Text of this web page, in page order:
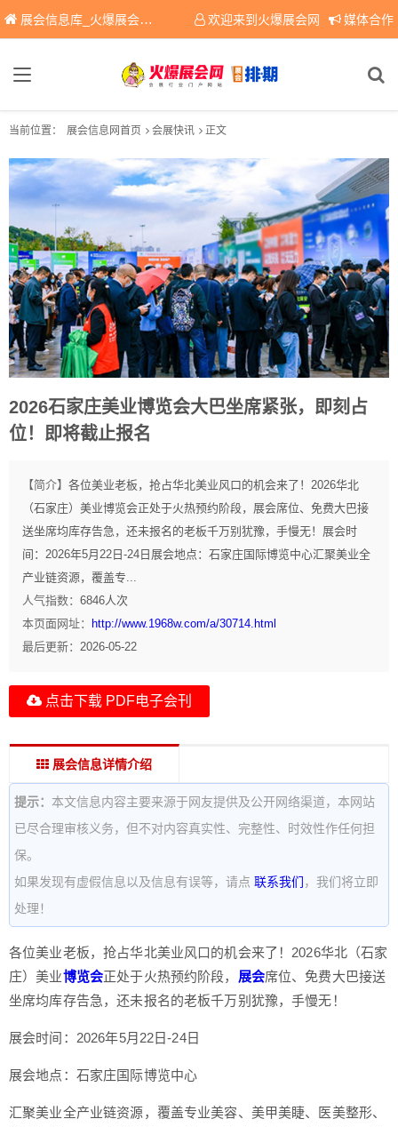
展会信息库_火爆展会网免费展会信息查询平台，提供专业会展服务！ 欢迎来到火爆展会网 媒体合作
当前位置： 展会信息网首页 会展快讯 正文
2026石家庄美业博览会大巴坐席紧张，即刻占
位！即将截止报名
【简介】 各位美业老板，抢占华北美业风口的机会来了！2026华北
（石家庄）美业博览会正处于火热预约阶段，展会席位、免费大巴接
送坐席均库存告急，还未报名的老板千万别犹豫，手慢无！展会时
间：2026年5月22日-24日展会地点：石家庄国际博览中心汇聚美业全
产业链资源，覆盖专...
人气指数： 6846人次
本页面网址：
http://www.1968w.com/a/30714.html
最后更新： 2026-05-22
点击下载 PDF电子会刊
展会信息详情介绍
提示： 本文信息内容主要来源于网友提供及公开网络渠道，本网站
已尽合理审核义务，但不对内容真实性、完整性、时效性作任何担
保。
如果发现有虚假信息以及信息有误等，请点 联系我们 ，我们将立即
处理！
各位美业老板，抢占华北美业风口的机会来了！2026华北（石家
庄）美业博览会正处于火热预约阶段， 展会席位、免费大巴接送
坐席均库存告急，还未报名的老板千万别犹豫，手慢无！
展会时间：2026年5月22日-24日
展会地点：石家庄国际博览中心
汇聚美业全产业链资源，覆盖专业美容、美甲美睫、医美整形、